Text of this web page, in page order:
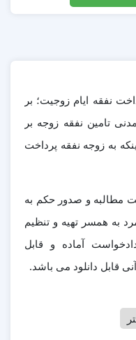
نفقه ایام زوجیت؛ بر
و 1107 قانون مدنی تامین نفقه زوجه بر
به زوجه نفقه پرداخت
مطالبه و صدور حکم به
به همسر تهیه و تنظیم
آماده و قابل
قابل دانلود می باشد.